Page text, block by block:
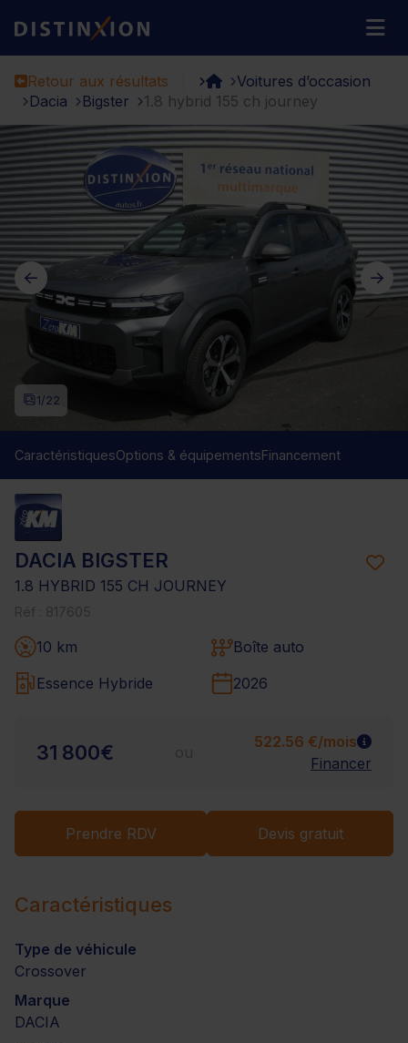
Distinxion
Retour aux résultats
Voitures d’occasion
Dacia
Bigster 1.8 hybrid 155 ch journey
DACIA BIGSTER
1.8 HYBRID 155 CH JOURNEY
10 km
Boîte auto
Essence Hybride
2026
31 800€
522.56 €/mois
Financer
Prendre RDV Devis gratuit
1/22
CaractéristiquesOptions & équipementsFinancement
Caractéristiques
Type de véhicule
Crossover
Marque
DACIA